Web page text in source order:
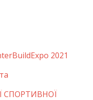
2021
СПОРТИВНОЇ